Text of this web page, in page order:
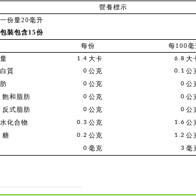
營養標示
份量20毫升
裝包含15份
每份
每100毫
1.4 大卡 6.8 大
質 0 公克 0.1 公
0 公克 0 公
和脂肪
0 公克 0 公
式脂肪
0 公克 0 公
化合物
0.3 公克 1.6 公
0.2 公克 1.2 公
0 毫克 3 毫